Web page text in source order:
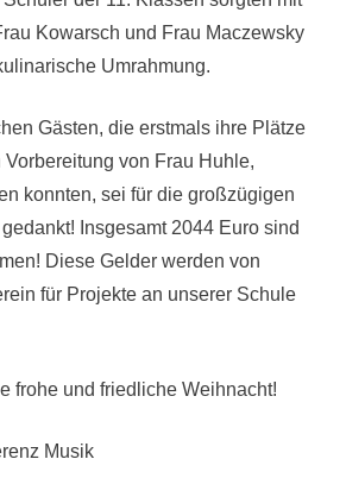
Kowarsch und Frau Maczewsky
Umrahmung.
Gästen, die erstmals ihre Plätze
von Frau Huhle,
konnten, sei für die großzügigen
Insgesamt 2044 Euro sind
Diese Gelder werden von
für Projekte an unserer Schule
frohe und friedliche Weihnacht!
Musik